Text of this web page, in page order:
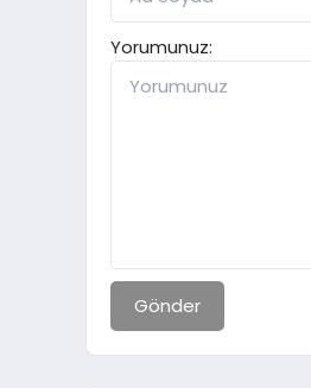
Yorumunuz:
Gönder